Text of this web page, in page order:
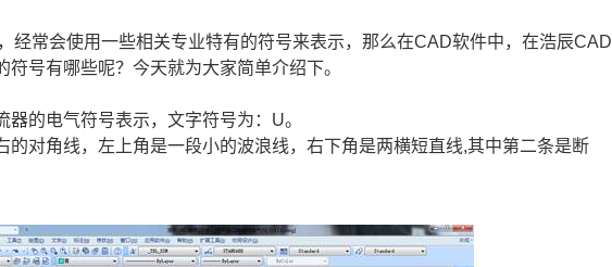
经常会使用一些相关专业特有的符号来表示，那么在CAD软件中，在浩辰CAD
号有哪些呢？今天就为大家简单介绍下。
的电气符号表示，文字符号为：U。
的对角线，左上角是一段小的波浪线，右下角是两横短直线,其中第二条是断